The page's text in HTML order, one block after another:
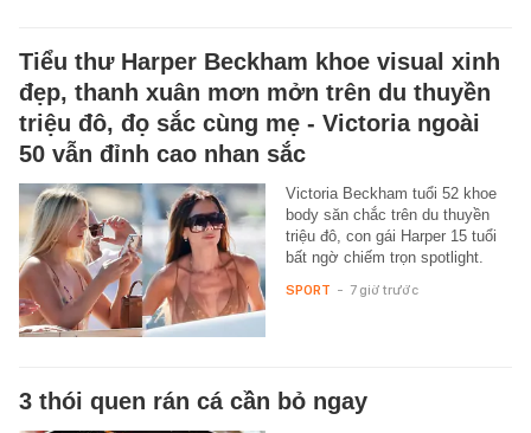
Tiểu thư Harper Beckham khoe visual xinh
đẹp, thanh xuân mơn mởn trên du thuyền
triệu đô, đọ sắc cùng mẹ - Victoria ngoài
50 vẫn đỉnh cao nhan sắc
Victoria Beckham tuổi 52 khoe
body săn chắc trên du thuyền
triệu đô, con gái Harper 15 tuổi
bất ngờ chiếm trọn spotlight.
SPORT - 7 giờ trước
3 thói quen rán cá cần bỏ ngay